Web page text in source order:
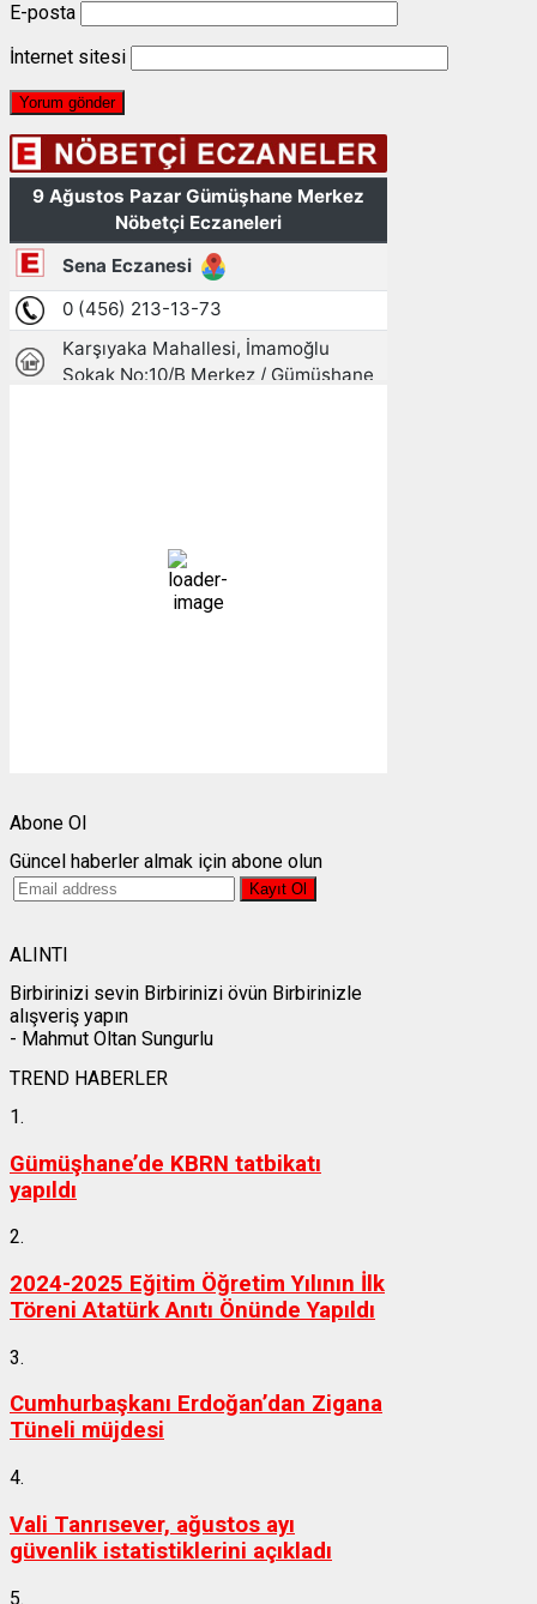
E-posta
İnternet sitesi
71 %
1011 mb
Abone Ol
Güncel haberler almak için abone olun
ALINTI
Birbirinizi sevin Birbirinizi övün Birbirinizle
alışveriş yapın
- Mahmut Oltan Sungurlu
TREND HABERLER
1.
Gümüşhane’de KBRN tatbikatı
yapıldı
2.
2024-2025 Eğitim Öğretim Yılının İlk
Töreni Atatürk Anıtı Önünde Yapıldı
3.
Cumhurbaşkanı Erdoğan’dan Zigana
Tüneli müjdesi
4.
Vali Tanrısever, ağustos ayı
güvenlik istatistiklerini açıkladı
5.